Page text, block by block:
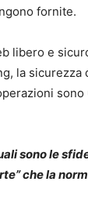
fornite.
libero e
la sicurezza
sono le
che la